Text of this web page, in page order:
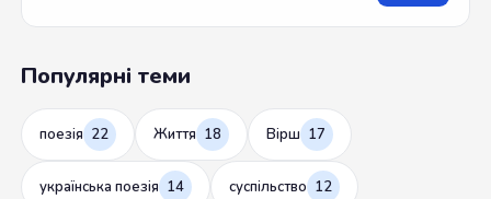
Популярні теми
поезія 22 Життя 18 Вірш 17
українська поезія 14 суспільство 12